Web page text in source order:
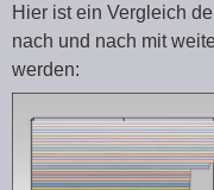
Hier ist ein Vergleich
nach und nach mit
werden: